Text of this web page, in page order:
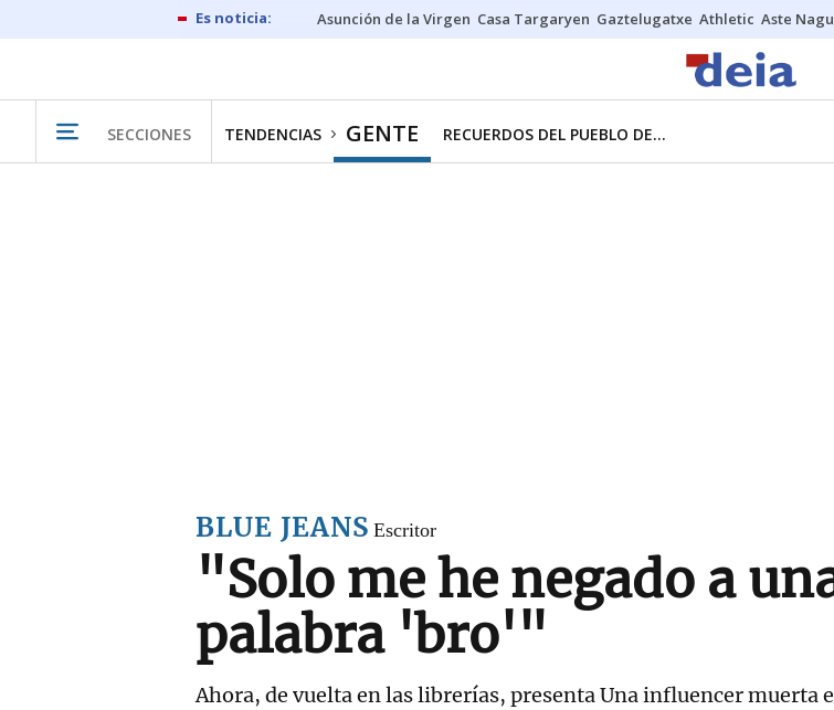
Asunción de la Virgen Casa Targaryen Gaztelugatxe Athletic Aste
SECCIONES TENDENCIAS GENTE RECUERDOS DEL PUEBLO DE...
BLUE JEANS Escritor
"Solo me he negado a
palabra 'bro'"
Ahora, de vuelta en las librerías, presenta Una influencer muerta